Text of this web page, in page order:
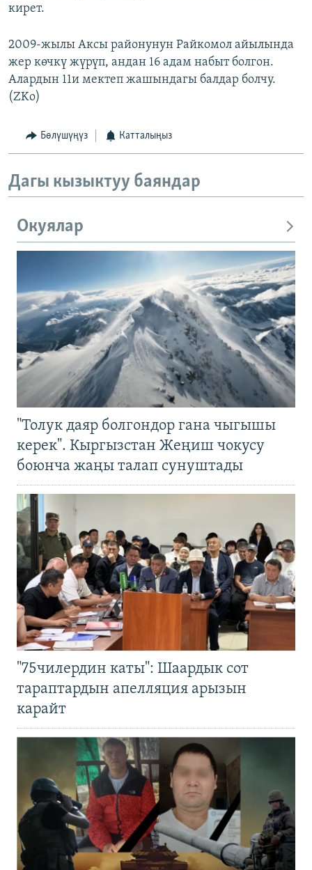
кирет.
2009-жылы Аксы районунун Райкомол айылында
жер көчкү жүрүп, андан 16 адам набыт болгон.
Алардын 11и мектеп жашындагы балдар болчу.
(ZKo)
Бөлүшүңүз Катталыңыз
Дагы кызыктуу баяндар
Окуялар
"Толук даяр болгондор гана чыгышы
керек". Кыргызстан Жеңиш чокусу
боюнча жаңы талап сунуштады
"75чилердин каты": Шаардык сот
тараптардын апелляция арызын
карайт